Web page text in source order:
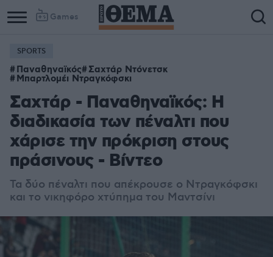
Games
SPORTS
Παναθηναϊκός Σαχτάρ Ντόνετσκ
Μπαρτλομέι Ντραγκόφσκι
Σαχτάρ - Παναθηναϊκός: Η
διαδικασία των πέναλτι που
χάρισε την πρόκριση στους
πράσινους - Βίντεο
Τα δύο πέναλτι που απέκρουσε ο Ντραγκόφσκι
και το νικηφόρο χτύπημα του Μαντσίνι